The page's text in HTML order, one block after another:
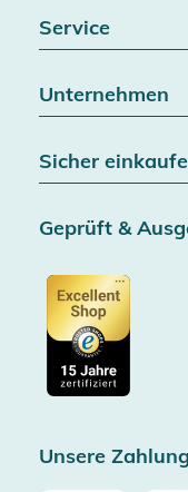
Service
Batteriegesetz
Widerrufsrecht
Vertrag widerrufen
AGB &
Datenschutz
Cookie-Einstellungen
Unternehmen
Blog
Jobs
Gutscheine
Showroom Düsseldorf
Impressum
Sicher
SSL-
Zertifiziert
Käuferschutz
Gratis
Kostenlose
Geprüft &
Unsere